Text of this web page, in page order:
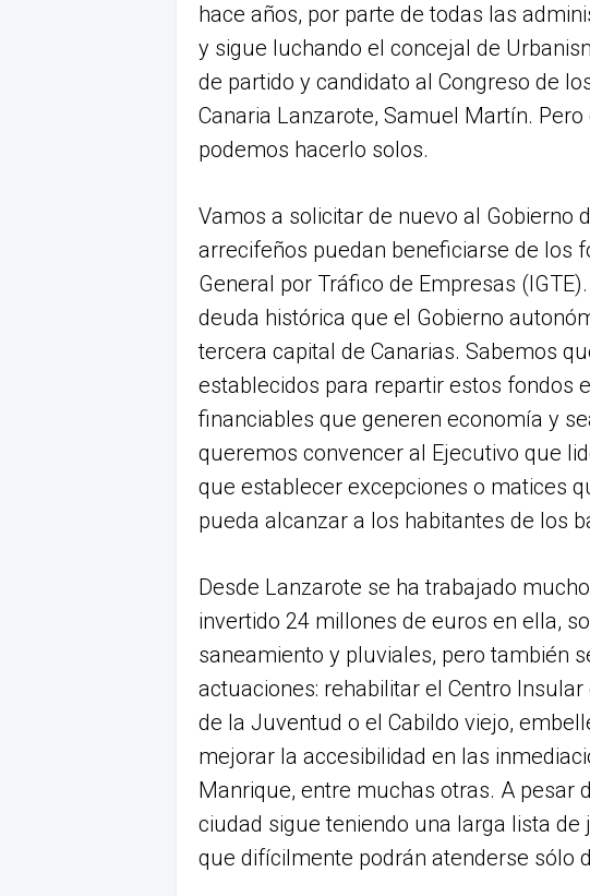
hace años, por parte de todas las
y sigue luchando el concejal de
de partido y candidato al Congreso de
Canaria Lanzarote, Samuel Martín.
podemos hacerlo solos.
Vamos a solicitar de nuevo al Gobierno
arrecifeños puedan beneficiarse de los
General por Tráfico de Empresas
deuda histórica que el Gobierno
tercera capital de Canarias. Sabemos
establecidos para repartir estos fondos
financiables que generen economía y
queremos convencer al Ejecutivo que
que establecer excepciones o matices
pueda alcanzar a los habitantes de los
Desde Lanzarote se ha trabajado
invertido 24 millones de euros en ella,
saneamiento y pluviales, pero también
actuaciones: rehabilitar el Centro
de la Juventud o el Cabildo viejo,
mejorar la accesibilidad en las
Manrique, entre muchas otras. A pesar
ciudad sigue teniendo una larga lista
que difícilmente podrán atenderse sólo